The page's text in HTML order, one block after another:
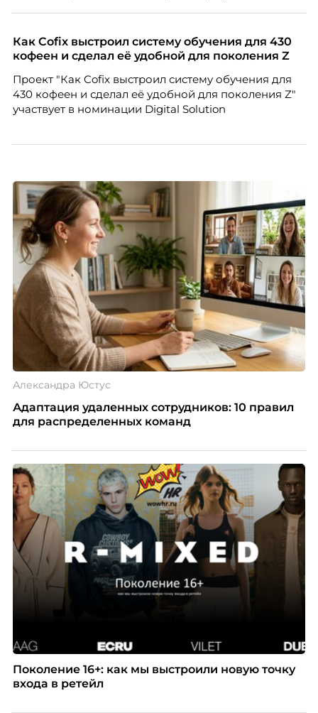
закупкам направления «Минеральная изоляция»
компании ТЕХНОНИКОЛЬ.
Как Cofix выстроил систему обучения для 430
кофеен и сделал её удобной для поколения Z
Проект "Как Cofix выстроил систему обучения для
430 кофеен и сделал её удобной для поколения Z"
участвует в номинации Digital Solution
Александра Юстус
Адаптация удаленных сотрудников: 10 правил
для распределенных команд
Поколение 16+: как мы выстроили новую точку
входа в ретейл